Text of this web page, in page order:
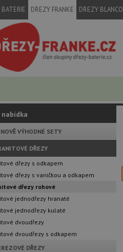
DŘEZY FRANKE DŘEZY BLANCO
nabídka
VÝHODNÉ SETY
DŘEZY
dřezy s odkapem
dřezy s vaničkou a odkapem
dřezy rohové
jednodřezy hranaté
jednodřezy kulaté
dvoudřezy
dvoudřezy s odkapem
DŘEZY